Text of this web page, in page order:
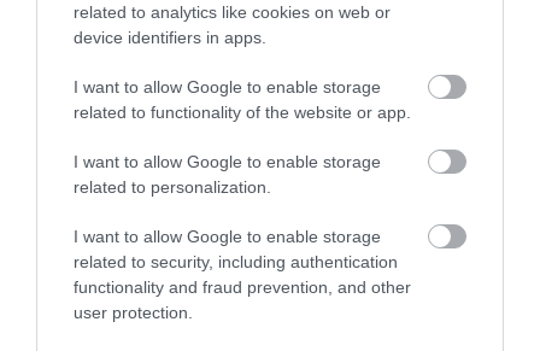
related to analytics like cookies on web or
device identifiers in apps.
I want to allow Google to enable storage
related to functionality of the website or app.
I want to allow Google to enable storage
related to personalization.
I want to allow Google to enable storage
related to security, including authentication
functionality and fraud prevention, and other
user protection.
ΔΙΑΒΑΣΤΕ ΕΠΙΣΗΣ